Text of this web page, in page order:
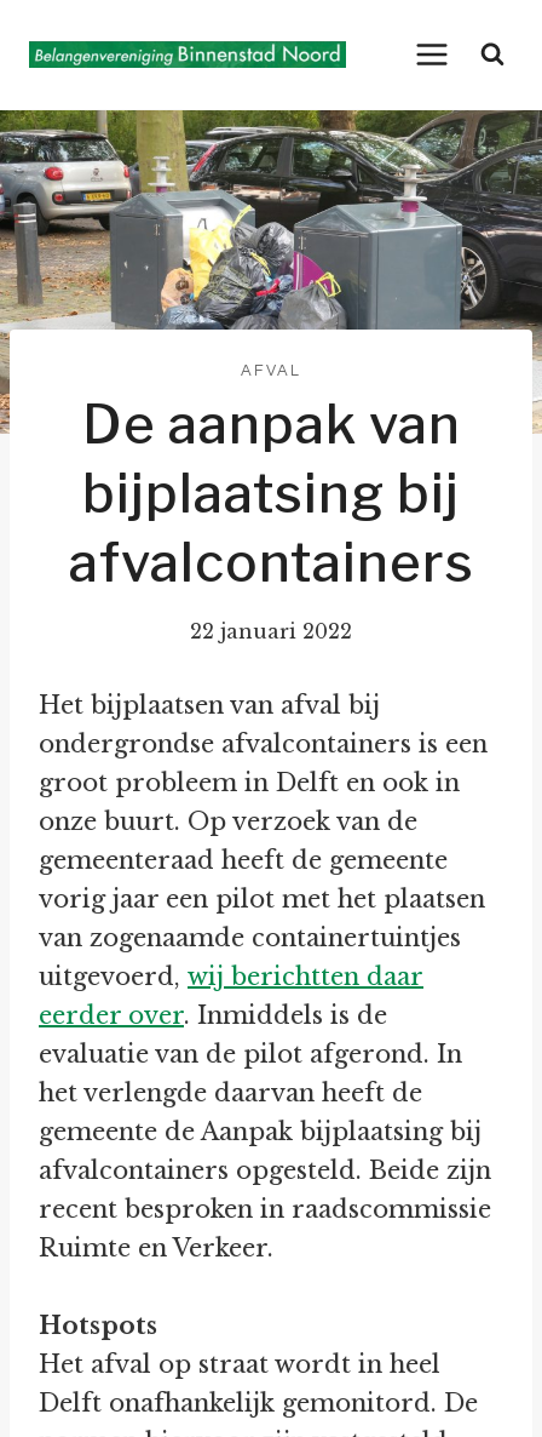
naar
AFVAL
De aanpak van
bijplaatsing bij
afvalcontainers
22 januari 2022
Het bijplaatsen van afval bij
ondergrondse afvalcontainers is een
groot probleem in Delft en ook in
onze buurt. Op verzoek van de
gemeenteraad heeft de gemeente
vorig jaar een pilot met het plaatsen
van zogenaamde containertuintjes
uitgevoerd, wij berichtten daar
eerder over. Inmiddels is de
evaluatie van de pilot afgerond. In
het verlengde daarvan heeft de
gemeente de Aanpak bijplaatsing bij
afvalcontainers opgesteld. Beide zijn
recent besproken in raadscommissie
Ruimte en Verkeer.
Hotspots
Het afval op straat wordt in heel
Delft onafhankelijk gemonitord. De